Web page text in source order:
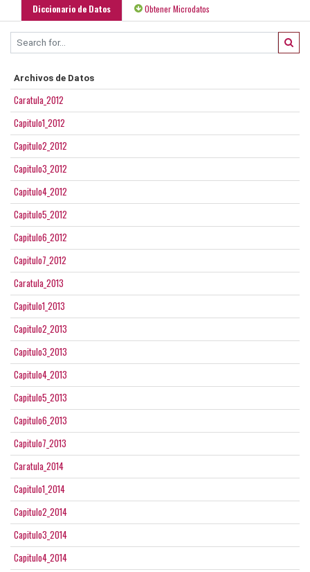
Diccionario de Datos Obtener Microdatos
Archivos de Datos
Caratula_2012
Capitulo1_2012
Capitulo2_2012
Capitulo3_2012
Capitulo4_2012
Capitulo5_2012
Capitulo6_2012
Capitulo7_2012
Caratula_2013
Capitulo1_2013
Capitulo2_2013
Capitulo3_2013
Capitulo4_2013
Capitulo5_2013
Capitulo6_2013
Capitulo7_2013
Caratula_2014
Capitulo1_2014
Capitulo2_2014
Capitulo3_2014
Capitulo4_2014